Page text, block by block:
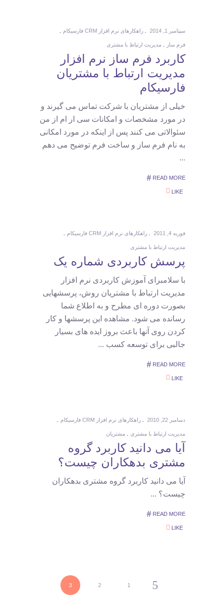
سپتامبر 1, 2014 راهکارهای نرم افزار CRM فارسیکام
فرم ساز مدیریت ارتباط با مشتری
کاربرد فرم ساز نرم افزار
مدیریت ارتباط با مشتریان
فارسیکام
خیلی از مشتریان با شرکت تماس می گیرند و
در مورد مشخصات و امکانات سی ار ام از من
سئوالاتی می کنند پس از اینکه در مورد امکانی
به نام فرم ساز و ساخت فرم توضیح می دهم
READ MORE
LIKE
فوریه 4, 2011 راهکارهای نرم افزار CRM فارسیکام
مدیریت ارتباط با مشتری
پرسش کاربردی شماره یک
با سلامبرای آموزش کاربردی نرم افزار
مدیریت ارتباط با مشتریان روش، پرسشهایی
بصورت دوره ای مطرح و به اطلاع شما
رسانده می شود. مشاهده این پرسشها و کار
کردن روی آنها باعث بروز ایده های بسیار
جالبی برای توسعه کسب
READ MORE
LIKE
دسامبر 22, 2010 راهکارهای نرم افزار CRM فارسیکام
مدیریت ارتباط با مشتری مشتریان
آیا می دانید کاربرد گروه
مشتری بدهکاران چیست؟
آیا می دانید کاربرد گروه مشتری بدهکاران
چیست؟
READ MORE
LIKE
1
2
3